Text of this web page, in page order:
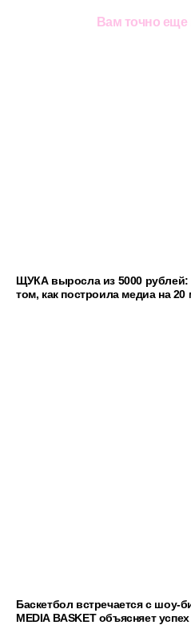
Вам точно еще
ЩУКА выросла из 5000
том, как построила медиа на
Баскетбол встречается с шоу-
MEDIA BASKET объясняет